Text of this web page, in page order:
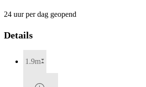
24 uur per dag geopend
Details
1.9m